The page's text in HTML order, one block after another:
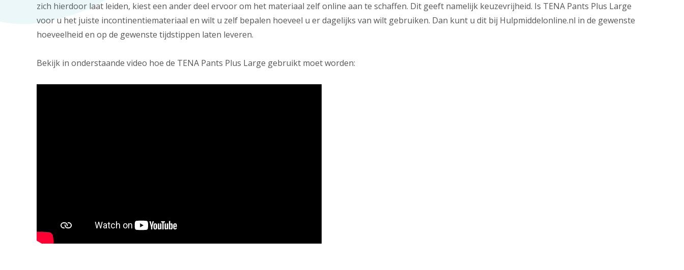
zich hierdoor laat leiden, kiest een ander deel ervoor om het materiaal zelf online aan te schaffen. Dit geeft namelijk keuzevrijheid. Is TENA Pants Plus Large
voor u het juiste incontinentiemateriaal en wilt u zelf bepalen hoeveel u er dagelijks van wilt gebruiken. Dan kunt u dit bij Hulpmiddelonline.nl in de gewenste
hoeveelheid en op de gewenste tijdstippen laten leveren.
Bekijk in onderstaande video hoe de TENA Pants Plus Large gebruikt moet worden: